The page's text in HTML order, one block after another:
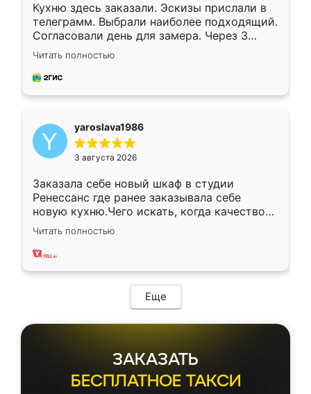
Кухню здесь заказали. Эскизы прислали в
телеграмм. Выбрали наиболее подходящий.
Согласовали день для замера. Через 3
недели кухня была уже готова. Остались
довольны работой. Спасибо Ренессанс
мебель за качественную работу!
Читать полностью
yaroslava1986
3 августа 2026
Заказала себе новый шкаф в студии
Ренессанс где ранее заказывала себе
новую кухню.Чего искать, когда качеством
вполне довольна. Служит кухня уже почти
два года, нареканий нет.
Читать полностью
Еще
ЗАКАЗАТЬ
БЕСПЛАТНОЕ ТАКСИ